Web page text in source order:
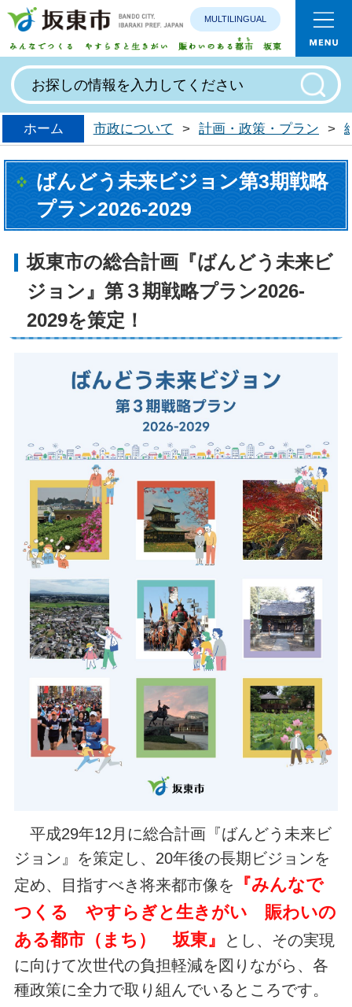
みんなで
MULTILINGUAL
ホーム 市政について > 計画・政策・プラン >
ばんどう未来ビジョン第3期戦略
プラン2026-2029
坂東市の総合計画『ばんどう未来ビ
ジョン』第３期戦略プラン2026-
2029を策定！
平成29年12月に総合計画『ばんどう未来ビ
ジョン』を策定し、20年後の長期ビジョンを
定め、目指すべき将来都市像を
『みんなで
つくる やすらぎと生きがい 賑わいの
ある都市（まち） 坂東』
とし、その実現
に向けて次世代の負担軽減を図りながら、各
種政策に全力で取り組んでいるところです。